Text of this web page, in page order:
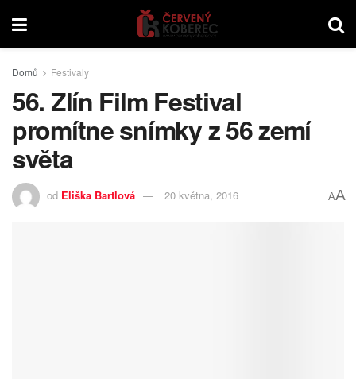
Domů Festivaly
56. Zlín Film Festival
promítne snímky z 56 zemí
světa
od Eliška Bartlová 20 května, 2016 AA